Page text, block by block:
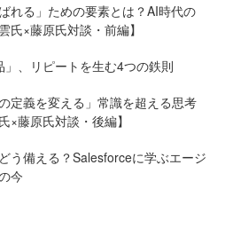
れる」ための要素とは？AI時代の
氏×藤原氏対談・前編】
、リピートを生む4つの鉄則
定義を変える」常識を超える思考
×藤原氏対談・後編】
う備える？Salesforceに学ぶエージ
今